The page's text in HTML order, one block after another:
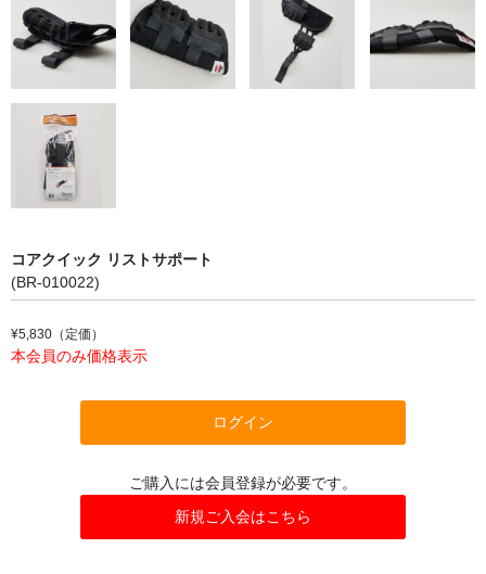
書籍・DVD
測定器具
理学療法機器
ホームケア
インソール
マスク
リハビリ・エクササイズ
高機能まくら
オゾン発生器
コアクイック リストサポート
(BR-010022)
¥5,830（定価）
本会員のみ価格表示
ログイン
ご購入には会員登録が必要です。
新規ご入会はこちら